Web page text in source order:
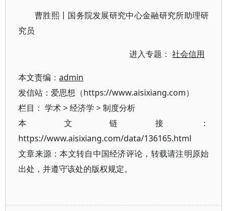
曹胜熙丨国务院发展研究中心金融研究所助理研
究员
进入专题：社会信用
本文责编： admin
发信站：爱思想（https://www.aisixiang.com）
栏目： 学术>经济学 >制度分析
本文链接：
https://www.aisixiang.com/data/136165.html
文章来源：本文转自中国经济评论，转载请注明原始
出处，并遵守该处的版权规定。